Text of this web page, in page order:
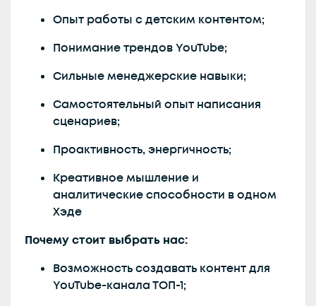
Опыт работы с детским контентом;
Понимание трендов YouTube;
Сильные менеджерские навыки;
Самостоятельный опыт написания
сценариев;
Проактивность, энергичность;
Креативное мышление и
аналитические способности в одном
Хэде
Почему стоит выбрать нас:
Возможность создавать контент для
YouTube-канала ТОП-1;